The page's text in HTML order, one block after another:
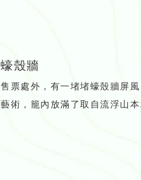
蠔殼牆
售票處外，有一堵堵蠔殼牆屏
藝術，籠內放滿了取自流浮山